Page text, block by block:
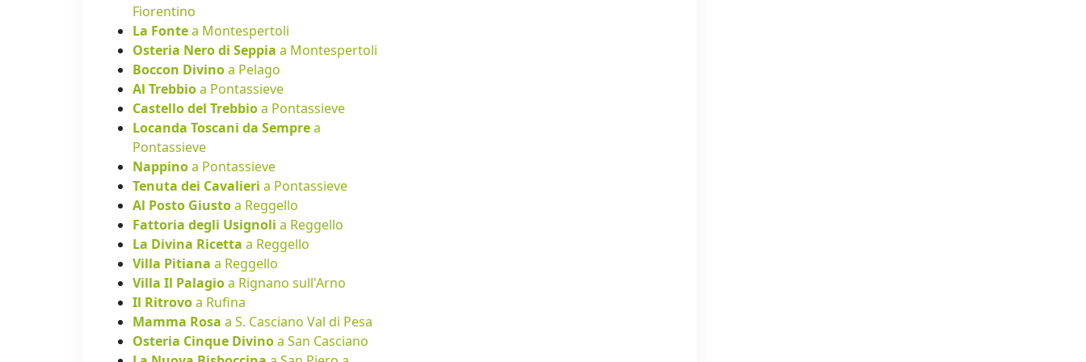
Fiorentino
La Fontea Montespertoli
Osteria Nero di Seppia a Montespertoli
Boccon Divinoa Pelago
Al Trebbioa Pontassieve
Castello del Trebbioa Pontassieve
Locanda Toscani da Semprea
Pontassieve
Nappinoa Pontassieve
Tenuta dei Cavalieri a Pontassieve
Al Posto Giustoa Reggello
Fattoria degli Usignoli a Reggello
La Divina Ricetta a Reggello
Villa Pitiana a Reggello
Villa Il Palagioa Rignano sull'Arno
Il Ritrovoa Rufina
Mamma Rosa a S. Casciano Val di Pesa
Osteria Cinque Divinoa San Casciano